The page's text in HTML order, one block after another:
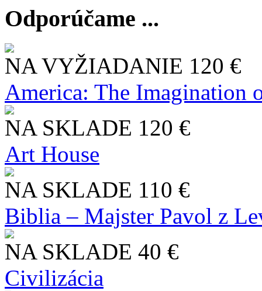
Odporúčame ...
NA VYŽIADANIE 120 €
America: The Imagination
NA SKLADE 120 €
Art House
NA SKLADE 110 €
Biblia – Majster Pavol z
NA SKLADE 40 €
Civilizácia